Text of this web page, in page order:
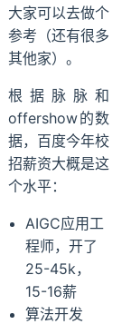
大家可以去做个
参考（还有很多
其他家）。
根据脉脉和
offershow的数
据，百度今年校
招薪资大概是这
个水平：
AIGC应用工
程师，开了
25-45k，
15-16薪
算法开发